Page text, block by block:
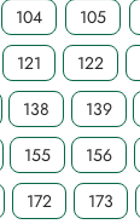
104
105
121
122
138
139
155
156
172
173